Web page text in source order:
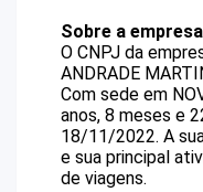
Sobre a empresa
O CNPJ da
ANDRADE
Com sede em
anos, 8 meses e
18/11/2022. A
e sua principal
de viagens.